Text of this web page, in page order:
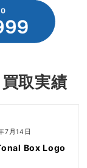
取実績
7月14日
Box Logo